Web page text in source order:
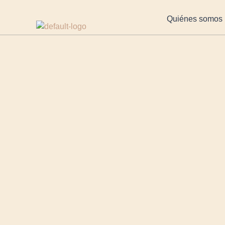
Quiénes somos